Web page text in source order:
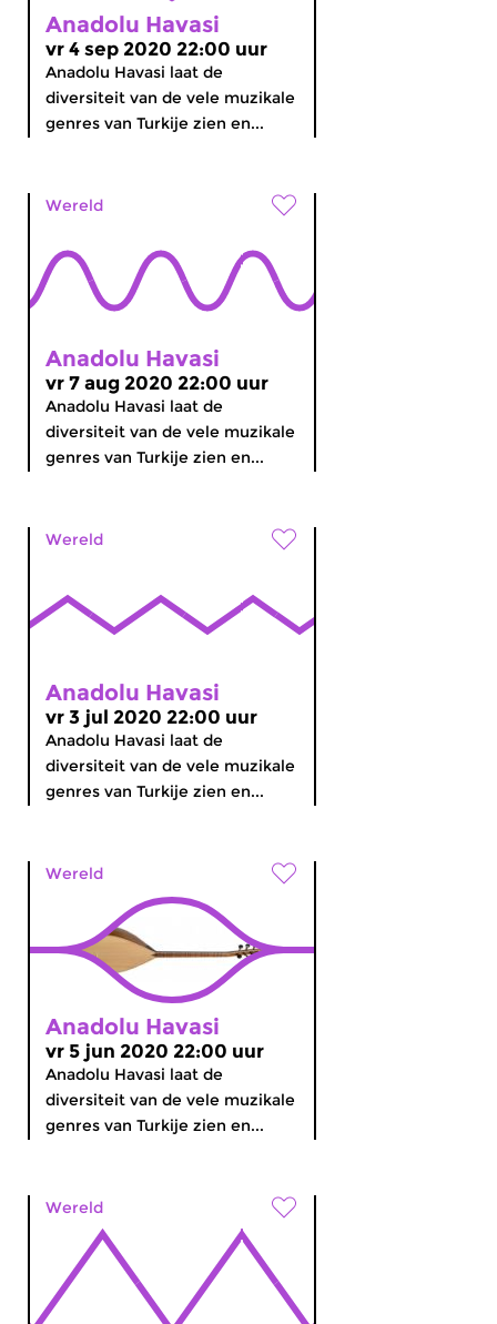
Anadolu Havasi
vr 4 sep 2020 22:00 uur
Anadolu Havasi laat de
diversiteit van de vele muzikale
genres van Turkije zien en...
Wereld
Anadolu Havasi
vr 7 aug 2020 22:00 uur
Anadolu Havasi laat de
diversiteit van de vele muzikale
genres van Turkije zien en...
Wereld
Anadolu Havasi
vr 3 jul 2020 22:00 uur
Anadolu Havasi laat de
diversiteit van de vele muzikale
genres van Turkije zien en...
Wereld
Anadolu Havasi
vr 5 jun 2020 22:00 uur
Anadolu Havasi laat de
diversiteit van de vele muzikale
genres van Turkije zien en...
Wereld